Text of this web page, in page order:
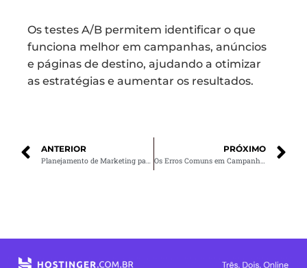
Os testes A/B permitem identificar o que
funciona melhor em campanhas, anúncios
e páginas de destino, ajudando a otimizar
as estratégias e aumentar os resultados.
ANTERIOR PRÓXIMO